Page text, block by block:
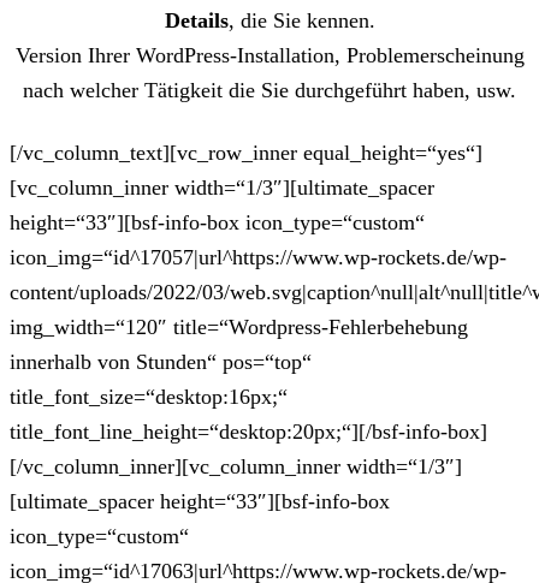
Details, die Sie kennen.
Version Ihrer WordPress-Installation, Problemerscheinung
nach welcher Tätigkeit die Sie durchgeführt haben, usw.
[/vc_column_text][vc_row_inner equal_height=“yes“]
[vc_column_inner width=“1/3″][ultimate_spacer
height=“33″][bsf-info-box icon_type=“custom“
icon_img=“id^17057|url^https://www.wp-rockets.de/wp-
content/uploads/2022/03/
img_width=“120″ title=“Wordpress-Fehlerbehebung
innerhalb von Stunden“ pos=“top“
title_font_size=“desktop:16px;“
title_font_line_height=“desktop:20px;“][/bsf-info-box]
[/vc_column_inner][vc_column_inner width=“1/3″]
[ultimate_spacer height=“33″][bsf-info-box
icon_type=“custom“
icon_img=“id^17063|url^https://www.wp-rockets.de/wp-